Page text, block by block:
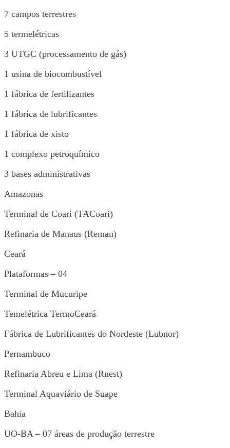
7 campos terrestres
5 termelétricas
3 UTGC (processamento de gás)
1 usina de biocombustível
1 fábrica de fertilizantes
1 fábrica de lubrificantes
1 fábrica de xisto
1 complexo petroquímico
3 bases administrativas
Amazonas
Terminal de Coari (TACoari)
Refinaria de Manaus (Reman)
Ceará
Plataformas – 04
Terminal de Mucuripe
Temelétrica TermoCeará
Fábrica de Lubrificantes do Nordeste (Lubnor)
Pernambuco
Refinaria Abreu e Lima (Rnest)
Terminal Aquaviário de Suape
Bahia
UO-BA – 07 áreas de produção terrestre